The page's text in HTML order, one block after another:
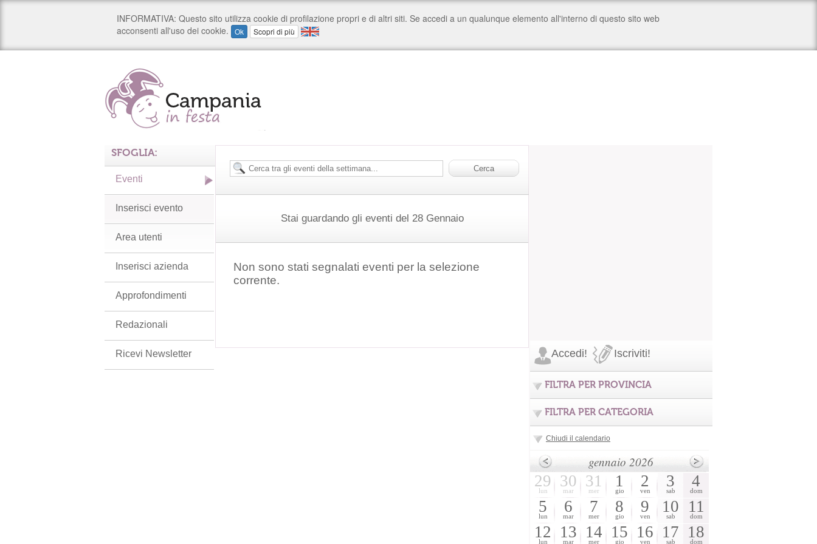
Stai guardando gli eventi del 28 Gennaio
Non sono stati segnalati eventi per la selezione
corrente.
SFOGLIA:
Eventi
Inserisci evento
Area utenti
Inserisci azienda
Approfondimenti
Redazionali
Ricevi Newsletter Accedi! Iscriviti!
FILTRA PER PROVINCIA
FILTRA PER CATEGORIA
Chiudi il calendario
gennaio 2026
29
lun
30
mar
31
mer
1
gio
2
ven
3
sab
4
dom
5
lun
6
mar
7
mer
8
gio
9
ven
10
sab
11
dom
12
lun
13
mar
14
mer
15
gio
16
ven
17
sab
18
dom